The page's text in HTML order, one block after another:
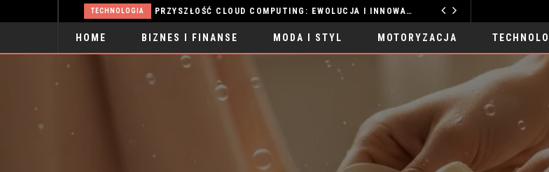
TECHNOLOGIA PRZYSZŁOŚĆ CLOUD COMPUTING: EWOLUCJA I INNOWACJE
HOME BIZNES I FINANSE MODA I STYL MOTORYZACJA